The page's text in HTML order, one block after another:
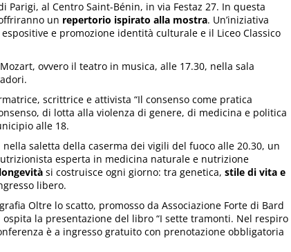
Parigi, al Centro Saint-Bénin, in via Festaz 27. In questa
un repertorio ispirato alla mostra. Un’iniziativa
e promozione identità culturale e il Liceo Classico
ovvero il teatro in musica, alle 17.30, nella sala
scrittrice e attivista “Il consenso come pratica
di lotta alla violenza di genere, di medicina e politica
alle 18.
nella saletta della caserma dei vigili del fuoco alle 20.30, un
esperta in medicina naturale e nutrizione
longevità si costruisce ogni giorno: tra genetica, stile di vita e
libero.
Oltre lo scatto, promosso da Associazione Forte di Bard
la presentazione del libro “I sette tramonti. Nel respiro
è a ingresso gratuito con prenotazione obbligatoria